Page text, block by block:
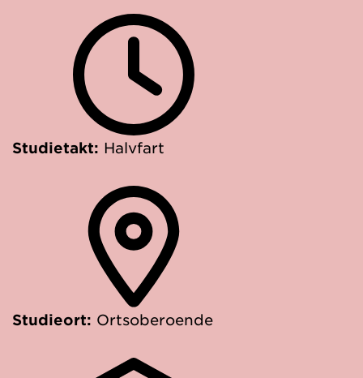
Studietakt: Halvfart
Studieort: Ortsoberoende